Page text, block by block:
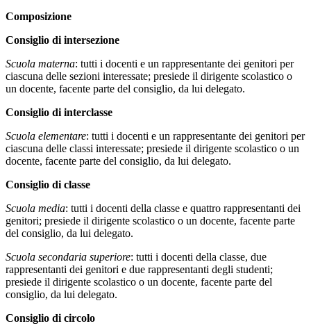
Composizione
Consiglio di intersezione
Scuola materna: tutti i docenti e un rappresentante dei genitori per
ciascuna delle sezioni interessate; presiede il dirigente scolastico o
un docente, facente parte del consiglio, da lui delegato.
Consiglio di interclasse
Scuola elementare: tutti i docenti e un rappresentante dei genitori per
ciascuna delle classi interessate; presiede il dirigente scolastico o un
docente, facente parte del consiglio, da lui delegato.
Consiglio di classe
Scuola media: tutti i docenti della classe e quattro rappresentanti dei
genitori; presiede il dirigente scolastico o un docente, facente parte
del consiglio, da lui delegato.
Scuola secondaria superiore: tutti i docenti della classe, due
rappresentanti dei genitori e due rappresentanti degli studenti;
presiede il dirigente scolastico o un docente, facente parte del
consiglio, da lui delegato.
Consiglio di circolo